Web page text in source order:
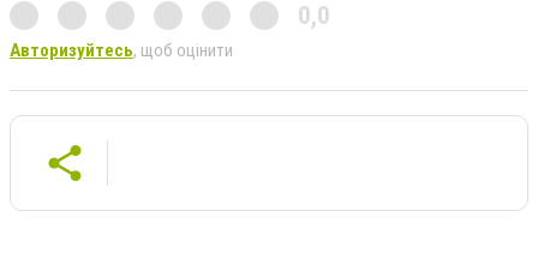
0,0
Авторизуйтесь, щоб оцінити